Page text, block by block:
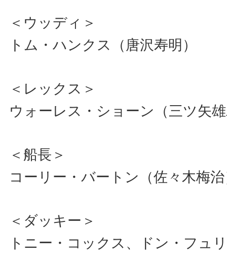
＜ウッディ＞
トム・ハンクス（唐沢寿明）
＜レックス＞
ウォーレス・ショーン（三ツ矢
＜船長＞
コーリー・バートン（佐々木梅
＜ダッキー＞
トニー・コックス、ドン・フュ